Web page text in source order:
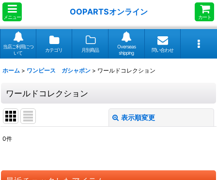
メニュー
OOPARTSオンライン
カート
当店ご利用につ
いて
カテゴリ 月別商品
Overseas
shipping
問い合わせ
ホーム > ワンピース ガシャポン > ワールドコレクション
ワールドコレクション
表示順変更
並び順:
0件